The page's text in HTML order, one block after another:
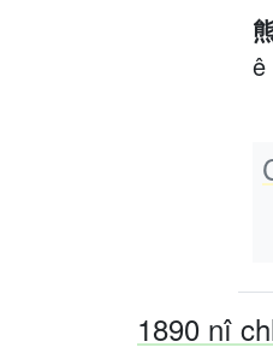
ê
1890 nî